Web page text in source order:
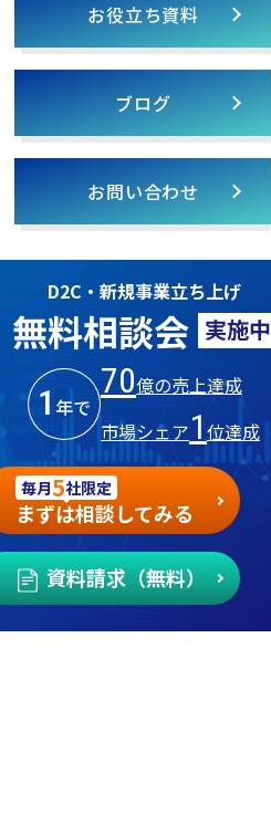
お役立ち資料
ブログ
お問い合わせ
D2C・新規事業立ち上げ
無料相談会 実施中
1年で
70億の売上達成
市場シェア1位達成
毎月5社限定
まずは相談してみる
資料請求（無料）